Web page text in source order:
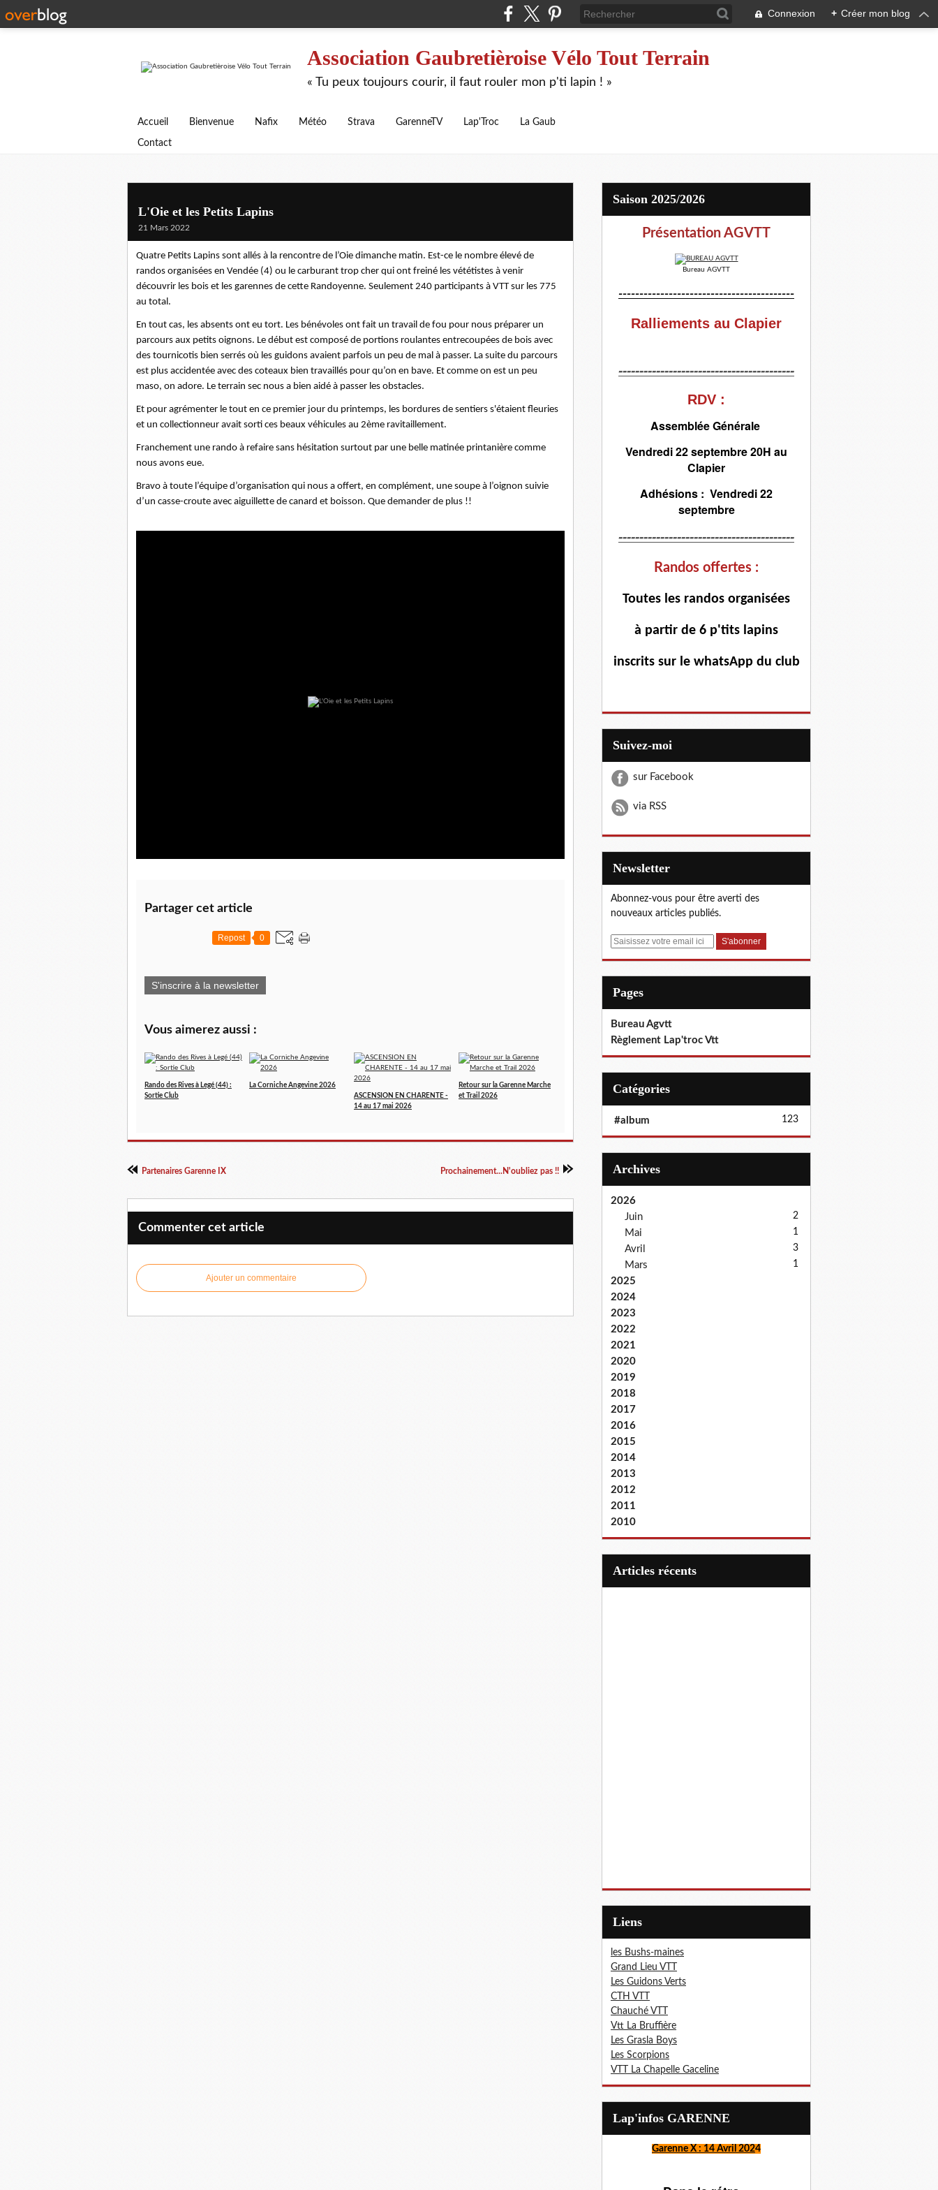
Connexion + Créer mon blog
Association Gaubretièroise Vélo Tout Terrain
« Tu peux toujours courir, il faut rouler mon p'ti lapin ! »
Accueil Bienvenue Nafix Météo Strava GarenneTV Lap'Troc La Gaub
Contact
L'Oie et les Petits Lapins
21 Mars 2022
Quatre Petits Lapins sont allés à la rencontre de l’Oie dimanche matin. Est-ce le nombre élevé de
randos organisées en Vendée (4) ou le carburant trop cher qui ont freiné les vététistes à venir
découvrir les bois et les garennes de cette Randoyenne. Seulement 240 participants à VTT sur les 775
au total.
En tout cas, les absents ont eu tort. Les bénévoles ont fait un travail de fou pour nous préparer un
parcours aux petits oignons. Le début est composé de portions roulantes entrecoupées de bois avec
des tournicotis bien serrés où les guidons avaient parfois un peu de mal à passer. La suite du parcours
est plus accidentée avec des coteaux bien travaillés pour qu’on en bave. Et comme on est un peu
maso, on adore. Le terrain sec nous a bien aidé à passer les obstacles.
Et pour agrémenter le tout en ce premier jour du printemps, les bordures de sentiers s'étaient fleuries
et un collectionneur avait sorti ces beaux véhicules au 2ème ravitaillement.
Franchement une rando à refaire sans hésitation surtout par une belle matinée printanière comme
nous avons eue.
Bravo à toute l’équipe d’organisation qui nous a offert, en complément, une soupe à l’oignon suivie
d’un casse-croute avec aiguillette de canard et boisson. Que demander de plus !!
Partager cet article
Repost 0
S'inscrire à la newsletter
Vous aimerez aussi :
Rando des Rives à Legé (44) :
Sortie Club
La Corniche Angevine 2026
ASCENSION EN CHARENTE -
14 au 17 mai 2026
Retour sur la Garenne Marche
et Trail 2026
Partenaires Garenne IX Prochainement...N'oubliez pas !!
Commenter cet article
Ajouter un commentaire
Saison 2025/2026
Présentation AGVTT
Bureau AGVTT
------------------------------------------
Ralliements au Clapier
------------------------------------------
RDV :
Assemblée Générale
Vendredi 22 septembre 20H au
Clapier
Adhésions : Vendredi 22
septembre
------------------------------------------
Randos offertes :
Toutes les randos organisées
à partir de 6 p'tits lapins
inscrits sur le whatsApp du club
Suivez-moi
sur Facebook
via RSS
Newsletter
Abonnez-vous pour être averti des
nouveaux articles publiés.
E
Pages
Bureau Agvtt
Règlement Lap'troc Vtt
Catégories
#album 123
Archives
2026
Juin
2
Mai 1
Avril 3
Mars 1
2025
2024
2023
2022
2021
2020
2019
2018
2017
2016
2015
2014
2013
2012
2011
2010
articles récents
Liens
les Bushs-maines
Grand Lieu VTT
Les Guidons Verts
CTH VTT
Chauché VTT
Vtt La Bruffière
Les Grasla Boys
Les Scorpions
VTT La Chapelle Gaceline
Lap'infos GARENNE
Garenne X : 14 Avril 2024